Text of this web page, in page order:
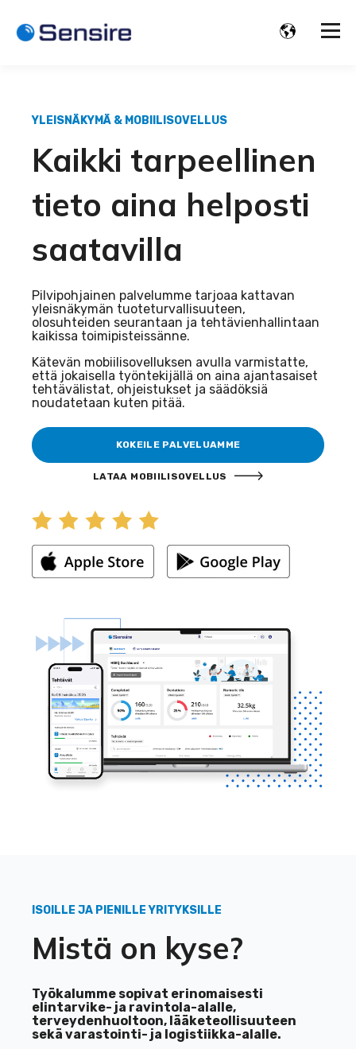
YLEISNÄKYMÄ & MOBIILISOVELLUS
Kaikki tarpeellinen
tieto aina helposti
saatavilla
Pilvipohjainen palvelumme tarjoaa kattavan
yleisnäkymän tuoteturvallisuuteen,
olosuhteiden seurantaan ja tehtävienhallintaan
kaikissa toimipisteissänne.
Kätevän mobiilisovelluksen avulla varmistatte,
että jokaisella työntekijällä on aina ajantasaiset
tehtävälistat, ohjeistukset ja säädöksiä
noudatetaan kuten pitää.
KOKEILE PALVELUAMME
LATAA MOBIILISOVELLUS
ISOILLE JA PIENILLE YRITYKSILLE
Mistä on kyse?
Työkalumme sopivat erinomaisesti
elintarvike- ja ravintola-alalle,
terveydenhuoltoon, lääketeollisuuteen
sekä varastointi- ja logistiikka-alalle.